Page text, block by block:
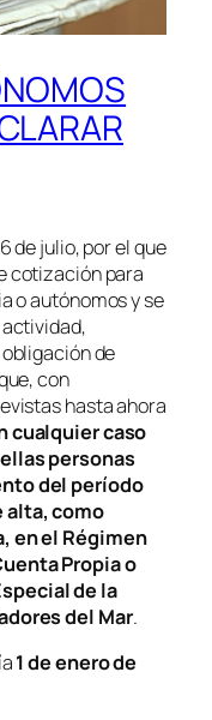
de julio, por el que
cotización para
o autónomos y se
de
con
hasta ahora
cualquier caso
personas
del período
alta, como
en el Régimen
Propia o
de la
del Mar.
1 de enero de